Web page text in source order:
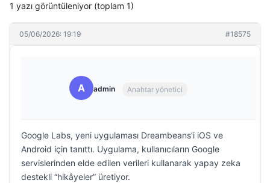
1 yazı görüntüleniyor (toplam 1)
05/06/2026: 19:19 #18575
A admin Anahtar yönetici
Google Labs, yeni uygulaması Dreambeans’i iOS ve
Android için tanıttı. Uygulama, kullanıcıların Google
servislerinden elde edilen verileri kullanarak yapay zeka
destekli “hikâyeler” üretiyor.